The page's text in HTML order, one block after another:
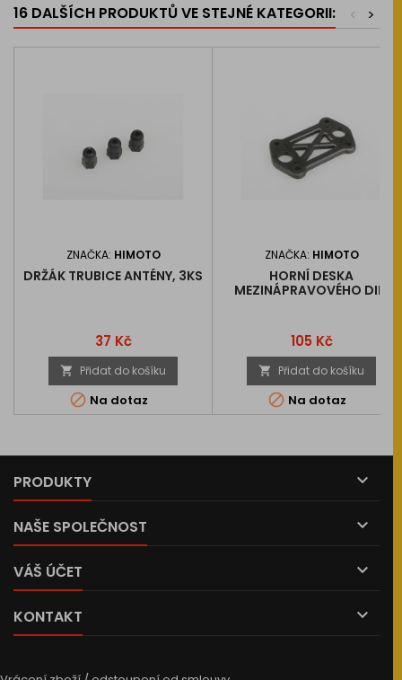
16 DALŠÍCH PRODUKTŮ VE STEJNÉ KATEGORII: >
<
ZNAČKA: HIMOTO
DRŽÁK TRUBICE ANTÉNY, 3KS
Cena
37 Kč
 Přidat do košíku
 Na dotaz
ZNAČKA: HIMOTO
HORNÍ DESKA
MEZINÁPRAVOVÉHO DIF.
Cena
105 Kč
 Přidat do košíku
 Na dotaz
PRODUKTY 
NAŠE SPOLEČNOST 
VÁŠ ÚČET 
KONTAKT 